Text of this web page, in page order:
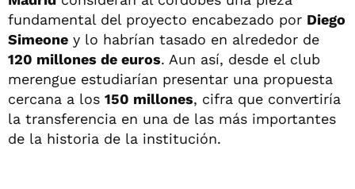
fundamental del proyecto encabezado por Diego
Simeone y lo habrían tasado en alrededor de
120 millones de euros. Aun así, desde el club
merengue estudiarían presentar una propuesta
cercana a los 150 millones, cifra que convertiría
la transferencia en una de las más importantes
de la historia de la institución.